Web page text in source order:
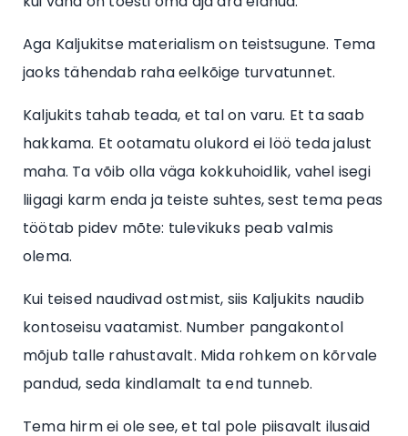
Aga Kaljukitse materialism on teistsugune. Tema
jaoks tähendab raha eelkõige turvatunnet.
Kaljukits tahab teada, et tal on varu. Et ta saab
hakkama. Et ootamatu olukord ei löö teda jalust
maha. Ta võib olla väga kokkuhoidlik, vahel isegi
liigagi karm enda ja teiste suhtes, sest tema peas
töötab pidev mõte: tulevikuks peab valmis
olema.
Kui teised naudivad ostmist, siis Kaljukits naudib
kontoseisu vaatamist. Number pangakontol
mõjub talle rahustavalt. Mida rohkem on kõrvale
pandud, seda kindlamalt ta end tunneb.
Tema hirm ei ole see, et tal pole piisavalt ilusaid